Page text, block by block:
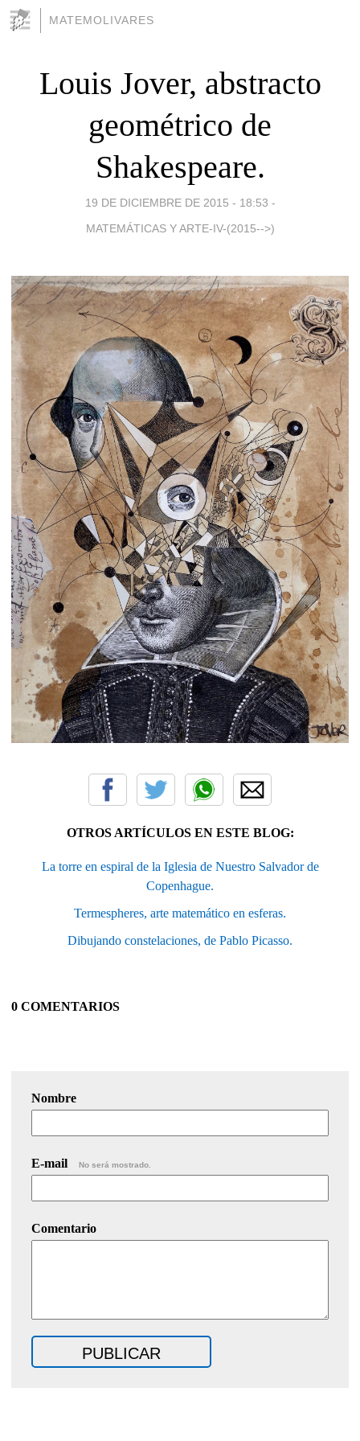
MATEMOLIVARES
Louis Jover, abstracto
geométrico de
Shakespeare.
19 DE DICIEMBRE DE 2015 - 18:53 -
MATEMÁTICAS Y ARTE-IV-(2015-->)
OTROS ARTÍCULOS EN ESTE BLOG:
La torre en espiral de la Iglesia de Nuestro Salvador de
Copenhague.
Termespheres, arte matemático en esferas.
Dibujando constelaciones, de Pablo Picasso.
0 COMENTARIOS
Nombre
E-mail No será mostrado.
Comentario